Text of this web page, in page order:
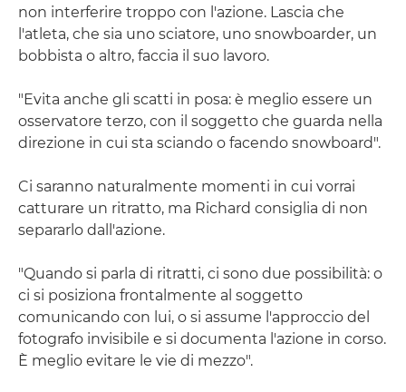
non interferire troppo con l'azione. Lascia che
l'atleta, che sia uno sciatore, uno snowboarder, un
bobbista o altro, faccia il suo lavoro.
"Evita anche gli scatti in posa: è meglio essere un
osservatore terzo, con il soggetto che guarda nella
direzione in cui sta sciando o facendo snowboard".
Ci saranno naturalmente momenti in cui vorrai
catturare un ritratto, ma Richard consiglia di non
separarlo dall'azione.
"Quando si parla di ritratti, ci sono due possibilità: o
ci si posiziona frontalmente al soggetto
comunicando con lui, o si assume l'approccio del
fotografo invisibile e si documenta l'azione in corso.
È meglio evitare le vie di mezzo".